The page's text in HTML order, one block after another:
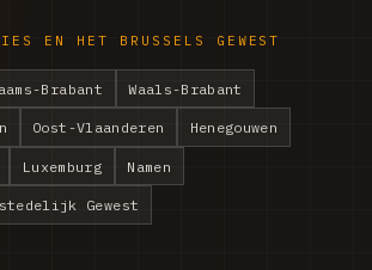
EN HET BRUSSELS GEWEST
Brabant Waals-Brabant
Oost-Vlaanderen Henegouwen
Luxemburg Namen
Gewest